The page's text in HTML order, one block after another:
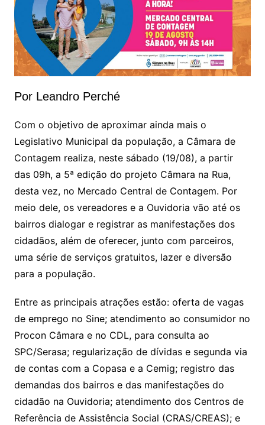
Por Leandro Perché
Com o objetivo de aproximar ainda mais o
Legislativo Municipal da população, a Câmara de
Contagem realiza, neste sábado (19/08), a partir
das 09h, a 5ª edição do projeto Câmara na Rua,
desta vez, no Mercado Central de Contagem. Por
meio dele, os vereadores e a Ouvidoria vão até os
bairros dialogar e registrar as manifestações dos
cidadãos, além de oferecer, junto com parceiros,
uma série de serviços gratuitos, lazer e diversão
para a população.
Entre as principais atrações estão: oferta de vagas
de emprego no Sine; atendimento ao consumidor no
Procon Câmara e no CDL, para consulta ao
SPC/Serasa; regularização de dívidas e segunda via
de contas com a Copasa e a Cemig; registro das
demandas dos bairros e das manifestações do
cidadão na Ouvidoria; atendimento dos Centros de
Referência de Assistência Social (CRAS/CREAS); e